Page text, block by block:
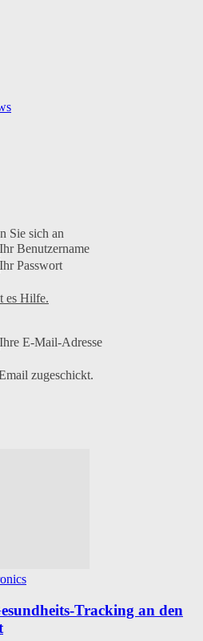
Sie sich an
Ihr Benutzername
Ihr Passwort
es Hilfe.
Ihre E-Mail-Adresse
zugeschickt.
Tracking an den